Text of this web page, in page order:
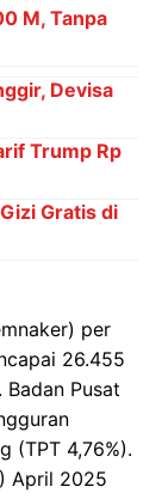
M, Tanpa
Devisa
Trump Rp
Gratis di
per
26.455
Pusat
(TPT 4,76%).
April 2025